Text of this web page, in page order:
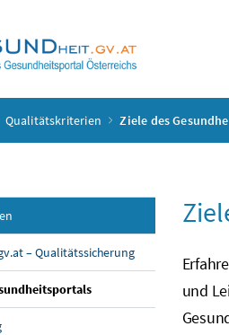
Qualitätskriterien Ziele des
– Qualitätssicherung
und